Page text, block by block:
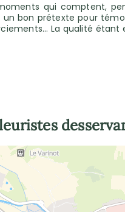
qui comptent,
bon prétexte pour
La qualité